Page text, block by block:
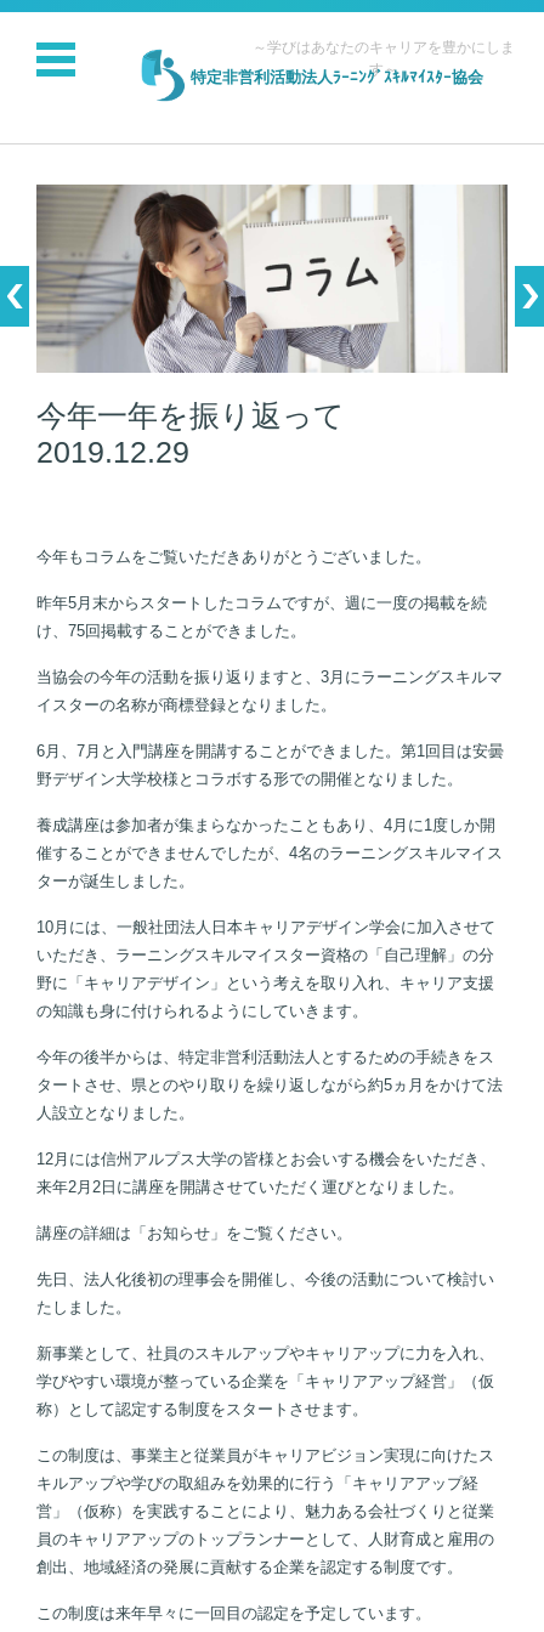
特定非営利活動法人ﾗｰﾆﾝｸﾞｽｷﾙﾏｲｽﾀｰ協会
～学びはあなたのキャリアを豊かにしま
す～
コンテンツに移動
今年一年を振り返って
2019.12.29
今年もコラムをご覧いただきありがとうございました。
昨年5月末からスタートしたコラムですが、週に一度の掲載を続
け、75回掲載することができました。
当協会の今年の活動を振り返りますと、3月にラーニングスキルマ
イスターの名称が商標登録となりました。
6月、7月と入門講座を開講することができました。第1回目は安曇
野デザイン大学校様とコラボする形での開催となりました。
養成講座は参加者が集まらなかったこともあり、4月に1度しか開
催することができませんでしたが、4名のラーニングスキルマイス
ターが誕生しました。
10月には、一般社団法人日本キャリアデザイン学会に加入させて
いただき、ラーニングスキルマイスター資格の「自己理解」の分
野に「キャリアデザイン」という考えを取り入れ、キャリア支援
の知識も身に付けられるようにしていきます。
今年の後半からは、特定非営利活動法人とするための手続きをス
タートさせ、県とのやり取りを繰り返しながら約5ヵ月をかけて法
人設立となりました。
12月には信州アルプス大学の皆様とお会いする機会をいただき、
来年2月2日に講座を開講させていただく運びとなりました。
講座の詳細は「お知らせ」をご覧ください。
先日、法人化後初の理事会を開催し、今後の活動について検討い
たしました。
新事業として、社員のスキルアップやキャリアップに力を入れ、
学びやすい環境が整っている企業を「キャリアアップ経営」（仮
称）として認定する制度をスタートさせます。
この制度は、事業主と従業員がキャリアビジョン実現に向けたス
キルアップや学びの取組みを効果的に行う「キャリアアップ経
営」（仮称）を実践することにより、魅力ある会社づくりと従業
員のキャリアアップのトップランナーとして、人財育成と雇用の
創出、地域経済の発展に貢献する企業を認定する制度です。
この制度は来年早々に一回目の認定を予定しています。